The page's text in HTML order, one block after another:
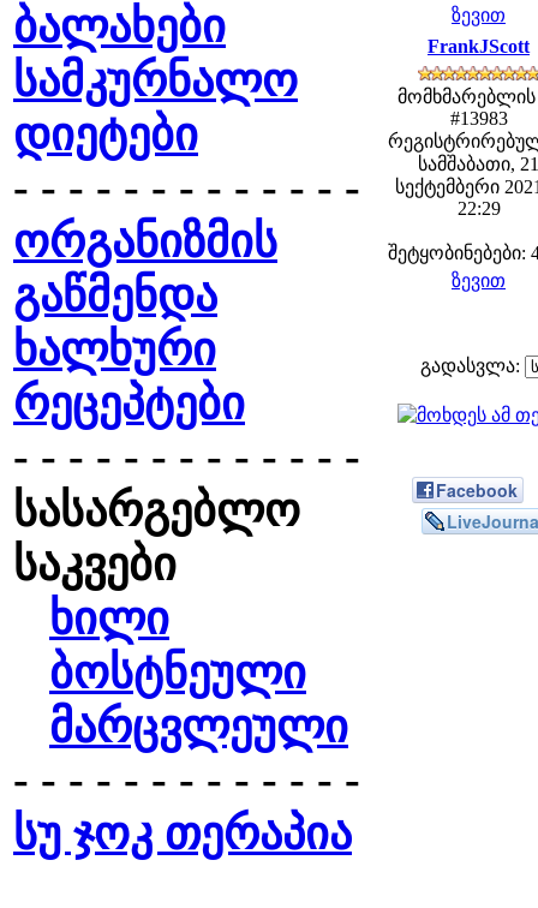
ბალახები
სამკურნალო
დიეტები
- - - - - - - - - - - - -
ორგანიზმის
გაწმენდა
ხალხური
რეცეპტები
- - - - - - - - - - - - -
სასარგებლო
საკვები
ხილი
ბოსტნეული
მარცვლეული
- - - - - - - - - - - - -
სუ ჯოკ თერაპია
ზევით
FrankJScott
მომხმარებლის
#13983
სამშაბათი, 21
სექტემბერი
22:29
შეტყობინებები:
ზევით
გადასვლა:
Facebook